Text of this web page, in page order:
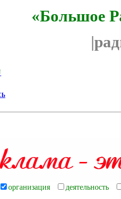
«Большое
организация деятельность